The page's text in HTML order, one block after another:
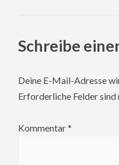
Schreibe
Deine E-Mail-Adresse
Erforderliche Felder
Kommentar*